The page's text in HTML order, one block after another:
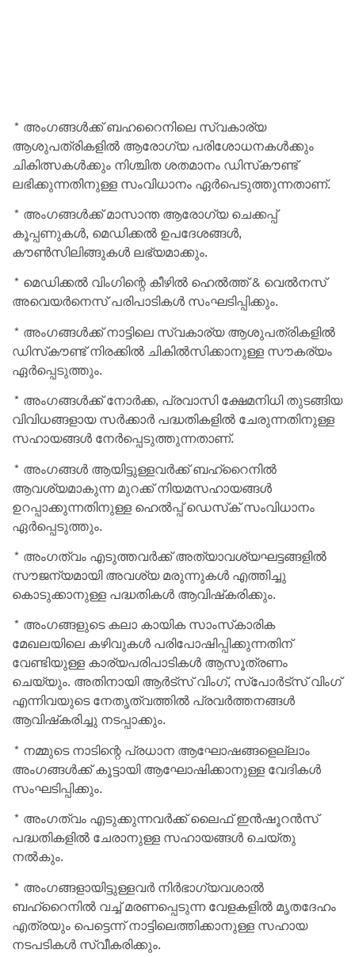
* അംഗങ്ങള്‍ക്ക് ബഹറൈനിലെ സ്വകാര്യ
ആശുപത്രികളില്‍ ആരോഗ്യ പരിശോധനകള്‍ക്കും
ചികിത്സകള്‍ക്കും നിശ്ചിത ശതമാനം ഡിസ്‌കൗണ്ട്
ലഭിക്കുന്നതിനുള്ള സംവിധാനം ഏര്‍പെടുത്തുന്നതാണ്.
* അംഗങ്ങള്‍ക്ക് മാസാന്ത ആരോഗ്യ ചെക്കപ്പ്
കൂപ്പണുകള്‍, മെഡിക്കല്‍ ഉപദേശങ്ങള്‍,
കൗണ്‍സിലിങ്ങുകള്‍ ലഭ്യമാക്കും.
* മെഡിക്കല്‍ വിംഗിന്റെ കീഴില്‍ ഹെല്‍ത്ത് & വെല്‍നസ്
അവെയര്‍നെസ് പരിപാടികള്‍ സംഘടിപ്പിക്കും.
* അംഗങ്ങള്‍ക്ക് നാട്ടിലെ സ്വകാര്യ ആശുപത്രികളില്‍
ഡിസ്‌കൗണ്ട് നിരക്കില്‍ ചികില്‍സിക്കാനുള്ള സൗകര്യം
ഏര്‍പ്പെടുത്തും.
* അംഗങ്ങള്‍ക്ക് നോര്‍ക്ക, പ്രവാസി ക്ഷേമനിധി തുടങ്ങിയ
വിവിധങ്ങളായ സര്‍ക്കാര്‍ പദ്ധതികളില്‍ ചേരുന്നതിനുള്ള
സഹായങ്ങള്‍ നേര്‍പ്പെടുത്തുന്നതാണ്.
* അംഗങ്ങള്‍ ആയിട്ടുള്ളവര്‍ക്ക് ബഹ്‌റൈനില്‍
ആവശ്യമാകുന്ന മുറക്ക് നിയമസഹായങ്ങള്‍
ഉറപ്പാക്കുന്നതിനുള്ള ഹെല്‍പ്പ് ഡെസ്‌ക് സംവിധാനം
ഏര്‍പ്പെടുത്തും.
* അംഗത്വം എടുത്തവര്‍ക്ക് അത്യാവശ്യഘട്ടങ്ങളില്‍
സൗജന്യമായി അവശ്യ മരുന്നുകള്‍ എത്തിച്ചു
കൊടുക്കാനുള്ള പദ്ധതികള്‍ ആവിഷ്‌കരിക്കും.
* അംഗങ്ങളുടെ കലാ കായിക സാംസ്‌കാരിക
മേഖലയിലെ കഴിവുകള്‍ പരിപോഷിപ്പിക്കുന്നതിന്
വേണ്ടിയുള്ള കാര്യപരിപാടികള്‍ ആസൂത്രണം
ചെയ്യും. അതിനായി ആര്‍ട്‌സ് വിംഗ്, സ്‌പോര്‍ട്‌സ് വിംഗ്
എന്നിവയുടെ നേതൃത്വത്തില്‍ പ്രവര്‍ത്തനങ്ങള്‍
ആവിഷ്‌കരിച്ചു നടപ്പാക്കും.
* നമ്മുടെ നാടിന്റെ പ്രധാന ആഘോഷങ്ങളെല്ലാം
അംഗങ്ങള്‍ക്ക് കൂട്ടായി ആഘോഷിക്കാനുള്ള വേദികള്‍
സംഘടിപ്പിക്കും.
* അംഗത്വം എടുക്കുന്നവര്‍ക്ക് ലൈഫ് ഇന്‍ഷൂറന്‍സ്
പദ്ധതികളില്‍ ചേരാനുള്ള സഹായങ്ങള്‍ ചെയ്തു
നല്‍കും.
* അംഗങ്ങളായിട്ടുള്ളവര്‍ നിര്‍ഭാഗ്യവശാല്‍
ബഹ്‌റൈനില്‍ വച്ച് മരണപ്പെടുന്ന വേളകളില്‍ മൃതദേഹം
എത്രയും പെട്ടെന്ന് നാട്ടിലെത്തിക്കാനുള്ള സഹായ
നടപടികള്‍ സ്വീകരിക്കും.